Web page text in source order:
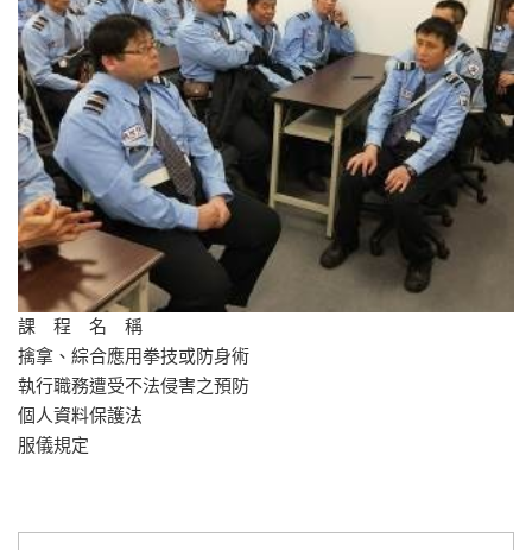
課 程 名 稱
擒拿、綜合應用拳技或防身術
執行職務遭受不法侵害之預防
個人資料保護法
服儀規定